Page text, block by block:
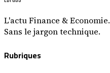
L'actu Finance & Economie.
Sans le jargon technique.
Rubriques